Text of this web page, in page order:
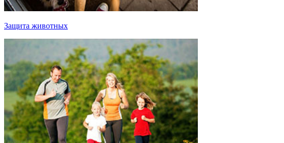
Защита животных